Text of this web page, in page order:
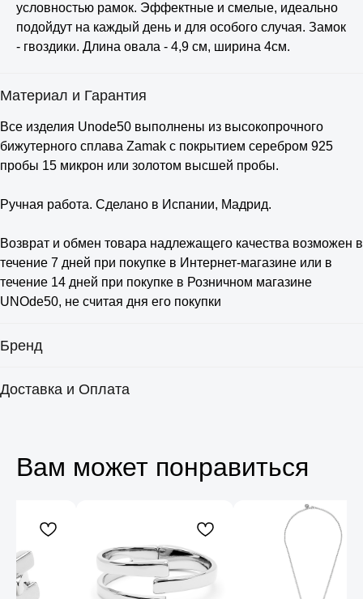
условностью рамок. Эффектные и смелые, идеально
подойдут на каждый день и для особого случая. Замок
- гвоздики. Длина овала - 4,9 см, ширина 4см.
Материал и Гарантия
Все изделия Unode50 выполнены из высокопрочного
бижутерного сплава Zamak с покрытием серебром 925
пробы 15 микрон или золотом высшей пробы.
Ручная работа. Сделано в Испании, Мадрид.
Возврат и обмен товара надлежащего качества возможен в
течение 7 дней при покупке в Интернет-магазине или в
течение 14 дней при покупке в Розничном магазине
UNOde50, не считая дня его покупки
Бренд
Доставка и Оплата
Вам может понравиться